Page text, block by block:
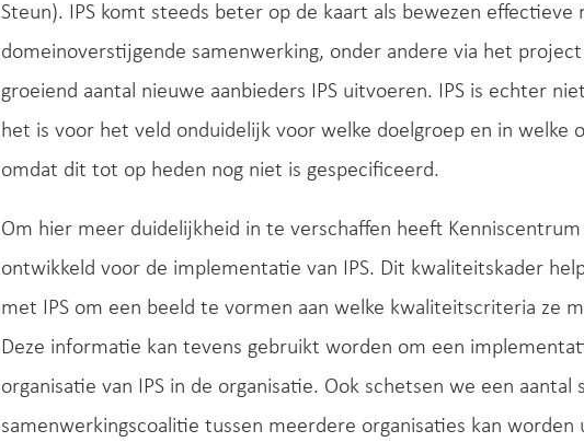
Steun). IPS komt steeds beter op de kaart als bewezen
domeinoverstijgende samenwerking, onder andere via het
groeiend aantal nieuwe aanbieders IPS uitvoeren. IPS is echter
het is voor het veld onduidelijk voor welke doelgroep en in welke
omdat dit tot op heden nog niet is gespecificeerd.
Om hier meer duidelijkheid in te verschaffen heeft
ontwikkeld voor de implementatie van IPS. Dit kwaliteitskader
met IPS om een beeld te vormen aan welke kwaliteitscriteria ze
Deze informatie kan tevens gebruikt worden om een
organisatie van IPS in de organisatie. Ook schetsen we een aantal
samenwerkingscoalitie tussen meerdere organisaties kan